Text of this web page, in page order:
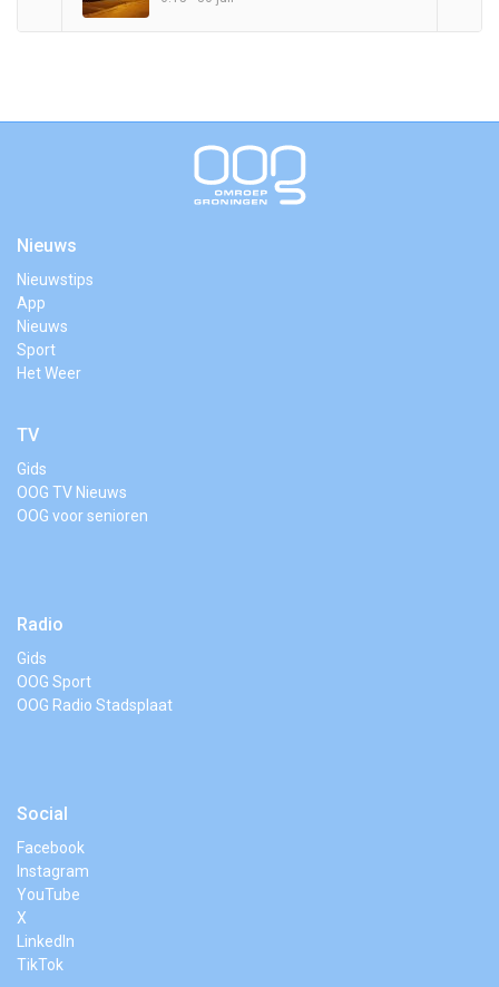
Nieuws
Nieuwstips
App
Nieuws
Sport
Het Weer
TV
Gids
OOG TV Nieuws
OOG voor senioren
Radio
Gids
OOG Sport
OOG Radio Stadsplaat
Social
Facebook
Instagram
YouTube
X
LinkedIn
TikTok